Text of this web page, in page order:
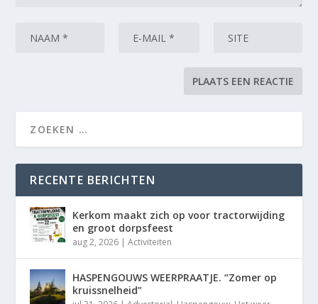
RECENTE BERICHTEN
Kerkom maakt zich op voor tractorwijding
en groot dorpsfeest
aug 2, 2026 |Activiteiten
HASPENGOUWS WEERPRAATJE. “Zomer op
kruissnelheid”